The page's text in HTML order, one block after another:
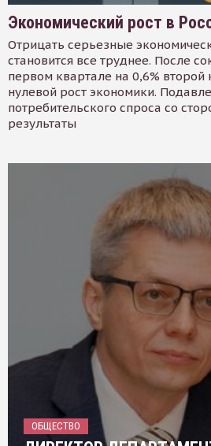
Экономический рост в
Отрицать серьезные
становится все труднее. После
первом квартале на 0,6% второй
нулевой рост экономики.
потребительского спроса со
результаты
ОБЩЕСТВО